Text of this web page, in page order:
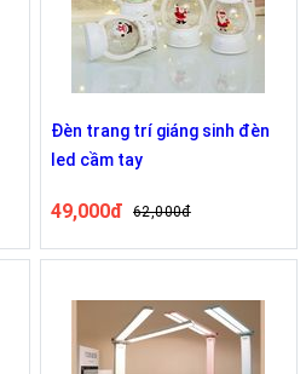
Đèn trang trí giáng sinh đèn
led cầm tay
49,000đ 62,000đ